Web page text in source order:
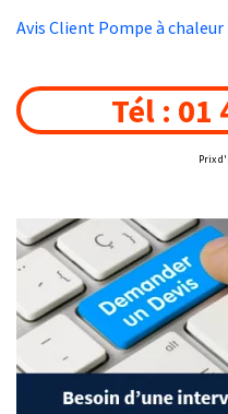
Avis Client Pompe à chaleur
Tél : 01
Prix